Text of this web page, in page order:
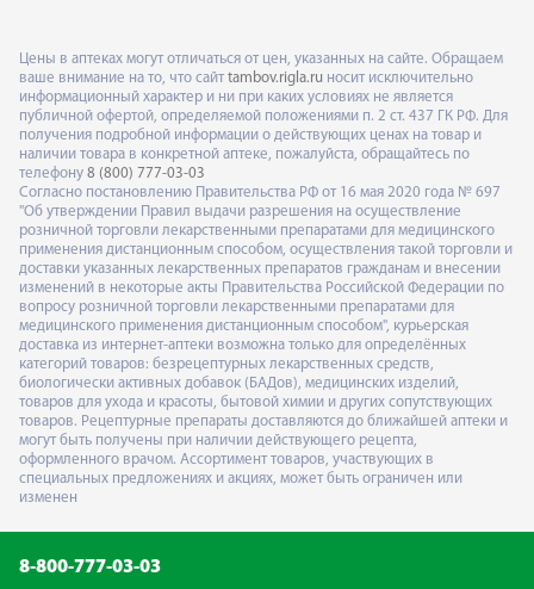
Цены в аптеках могут отличаться от цен, указанных на сайте. Обращаем
ваше внимание на то, что сайт tambov.rigla.ru носит исключительно
информационный характер и ни при каких условиях не является
публичной офертой, определяемой положениями п. 2 ст. 437 ГК РФ. Для
получения подробной информации о действующих ценах на товар и
наличии товара в конкретной аптеке, пожалуйста, обращайтесь по
телефону 8 (800) 777-03-03
Согласно постановлению Правительства РФ от 16 мая 2020 года № 697
"Об утверждении Правил выдачи разрешения на осуществление
розничной торговли лекарственными препаратами для медицинского
применения дистанционным способом, осуществления такой торговли и
доставки указанных лекарственных препаратов гражданам и внесении
изменений в некоторые акты Правительства Российской Федерации по
вопросу розничной торговли лекарственными препаратами для
медицинского применения дистанционным способом", курьерская
доставка из интернет-аптеки возможна только для определённых
категорий товаров: безрецептурных лекарственных средств,
биологически активных добавок (БАДов), медицинских изделий,
товаров для ухода и красоты, бытовой химии и других сопутствующих
товаров. Рецептурные препараты доставляются до ближайшей аптеки и
могут быть получены при наличии действующего рецепта,
оформленного врачом. Ассортимент товаров, участвующих в
специальных предложениях и акциях, может быть ограничен или
изменен
8-800-777-03-03